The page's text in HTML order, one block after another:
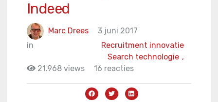
Indeed
Marc Drees
3 juni 2017
in
Recruitment innovatie
Search technologie ,
21.968 views
16 reacties